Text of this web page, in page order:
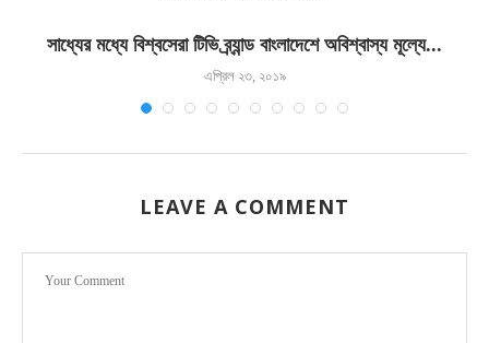
সাধ্যের মধ্যে বিশ্বসেরা টিভি ব্র্যান্ড বাংলাদেশে অবিশ্বাস্য মূল্যে...
এপ্রিল ২৩, ২০১৯
LEAVE A COMMENT